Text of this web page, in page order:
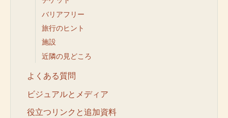
バリアフリー
旅行のヒント
施設
近隣の見どころ
よくある質問
ビジュアルとメディア
役立つリンクと追加資料